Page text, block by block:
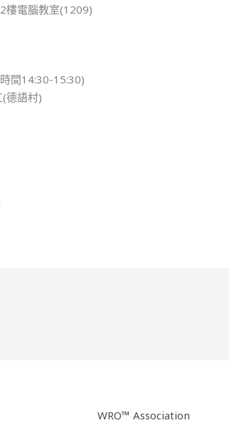
樓電腦教室(1209)
間14:30-15:30)
德語村)
WRO™ Association